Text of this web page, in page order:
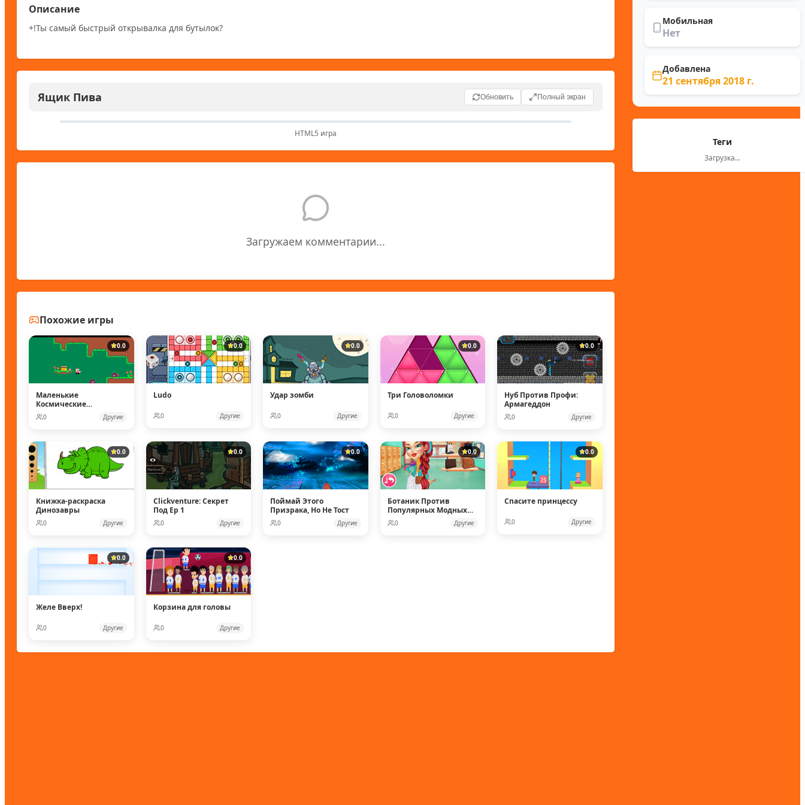
Описание
+!Ты самый быстрый открывалка для бутылок?
Ящик Пива Обновить Полный экран
HTML5 игра
Загружаем комментарии...
Похожие игры
0.0
Маленькие
Космические
рейнджеры
0 Другие
0.0
Ludo
0 Другие
0.0
Удар зомби
0 Другие
0.0
Три Головоломки
0 Другие
0.0
Нуб Против Профи:
Армагеддон
0 Другие
0.0
Книжка-раскраска
Динозавры
0 Другие
0.0
Clickventure: Секрет
Под Ep 1
0 Другие
0.0
Поймай Этого
Призрака, Но Не Тост
0 Другие
0.0
Ботаник Против
Популярных Модных
Кукол
0 Другие
0.0
Спасите принцессу
0 Другие
0.0
Желе Вверх!
0 Другие
0.0
Корзина для головы
0 Другие
Мобильная
Нет
Добавлена
21 сентября 2018 г.
Теги
Загрузка...